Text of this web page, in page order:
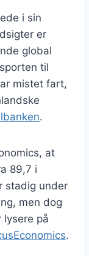
i sin
er
global
til
mistet fart,
.
at
89,7 i
stadig under
men dog
lysere på
.